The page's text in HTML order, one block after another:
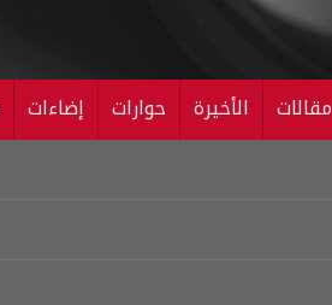
مقالات الأخيرة حوارات إضاءات